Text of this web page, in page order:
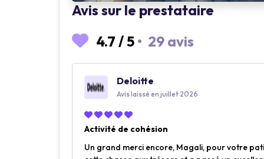
Avis sur le prestataire
4.7 /5 • 29 avis
Deloitte
Avis laissé en juillet 2026
Activité de cohésion
Un grand merci encore, Magali, pour votre